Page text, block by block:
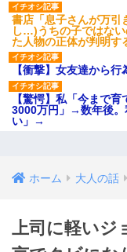
書店「息子さんが万引
し…)うちの子ではな
た人物の正体が判明す
【衝撃】女友達から
【驚愕】私「今まで
3000万円」→数年後。
い」→
ホーム 大人の話
上司に軽いジ